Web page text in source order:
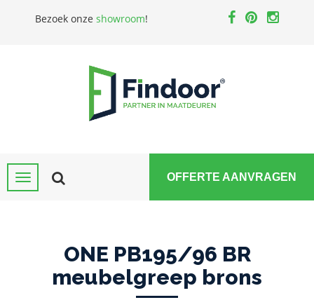
Bezoek onze showroom!
OFFERTE AANVRAGEN
ONE PB195/96 BR
meubelgreep brons